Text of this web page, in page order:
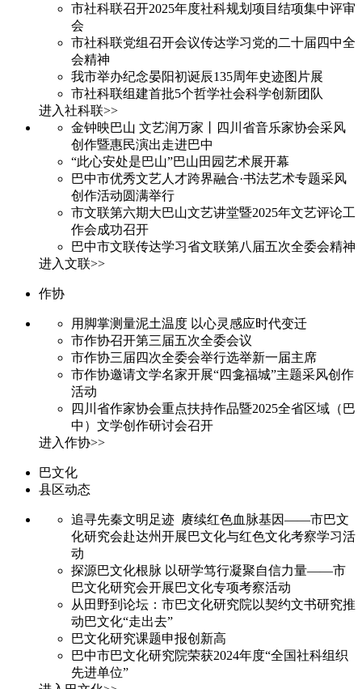
市社科联召开2025年度社科规划项目结项集中评审
会
市社科联党组召开会议传达学习党的二十届四中全
会精神
我市举办纪念晏阳初诞辰135周年史迹图片展
市社科联组建首批5个哲学社会科学创新团队
进入社科联>>
金钟映巴山 文艺润万家丨四川省音乐家协会采风
创作暨惠民演出走进巴中
“此心安处是巴山”巴山田园艺术展开幕
巴中市优秀文艺人才跨界融合·书法艺术专题采风
创作活动圆满举行
市文联第六期大巴山文艺讲堂暨2025年文艺评论工
作会成功召开
巴中市文联传达学习省文联第八届五次全委会精神
进入文联>>
作协
用脚掌测量泥土温度 以心灵感应时代变迁
市作协召开第三届五次全委会议
市作协三届四次全委会举行选举新一届主席
市作协邀请文学名家开展“四龛福城”主题采风创作
活动
四川省作家协会重点扶持作品暨2025全省区域（巴
中）文学创作研讨会召开
进入作协>>
巴文化
县区动态
追寻先秦文明足迹 赓续红色血脉基因——市巴文
化研究会赴达州开展巴文化与红色文化考察学习活
动
探源巴文化根脉 以研学笃行凝聚自信力量——市
巴文化研究会开展巴文化专项考察活动
从田野到论坛：市巴文化研究院以契约文书研究推
动巴文化“走出去”
巴文化研究课题申报创新高
巴中市巴文化研究院荣获2024年度“全国社科组织
先进单位”